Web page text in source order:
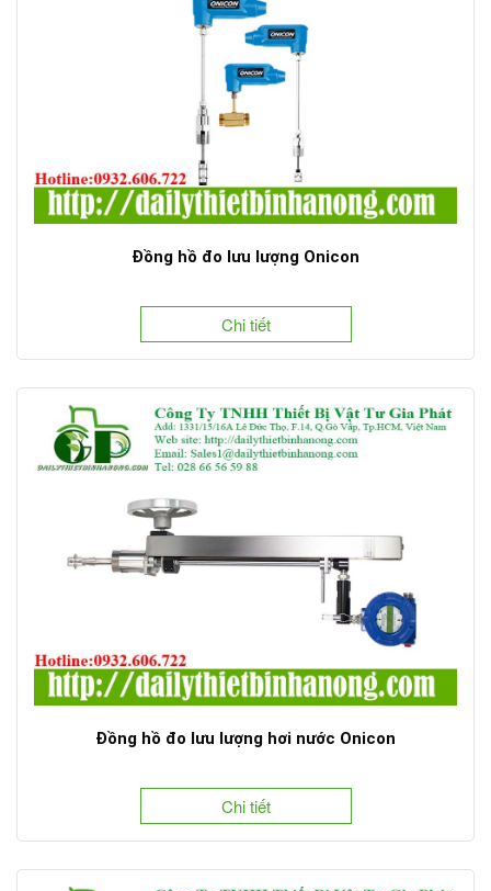
Đồng hồ đo lưu lượng Onicon
Chi tiết
Đồng hồ đo lưu lượng hơi nước Onicon
Chi tiết